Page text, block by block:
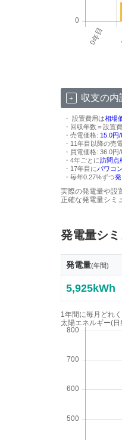
収支の内
・ 設置費用は相場
・回収年数＝設置
・売電価格: 15.0円
・11年目以降の売
・買電価格: 36.0
・4年ごとに訪問点
・17年目にパワコ
・毎年0.27%ずつ
実際の発電量や設
正確な発電量シミ
発電量シ
発電量(年間)
5,925kWh
1年間に毎月どれ
太陽エネルギー(